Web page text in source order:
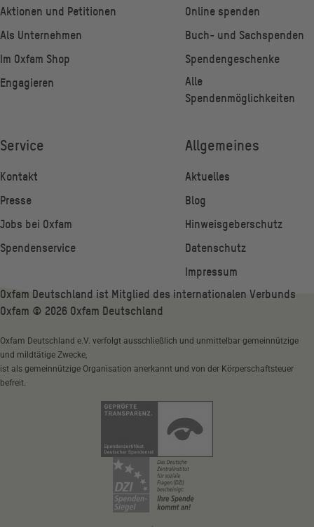
Aktionen und Petitionen
Als Unternehmen
Im Oxfam Shop
Engagieren
Online spenden
Buch- und Sachspenden
Spendengeschenke
Alle
Spendenmöglichkeiten
Service
Kontakt
Presse
Jobs bei Oxfam
Spendenservice
Allgemeines
Aktuelles
Blog
Hinweisgeberschutz
Datenschutz
Impressum
Oxfam Deutschland ist Mitglied des internationalen Verbunds
Oxfam © 2026 Oxfam Deutschland
Oxfam Deutschland e.V. verfolgt ausschließlich und unmittelbar gemeinnützige
und mildtätige Zwecke,
ist als gemeinnützige Organisation anerkannt und von der Körperschaftsteuer
befreit.